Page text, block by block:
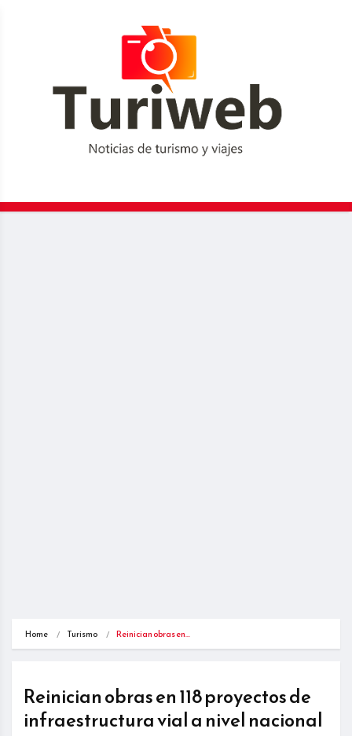
Home Turismo Reinician obras en…
Reinician obras en 118 proyectos de
infraestructura vial a nivel nacional